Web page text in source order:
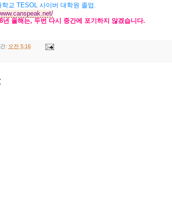
학교 TESOL 사이버 대학원 졸업 .
년 올해는, 두번 다시 중간에 포기하지 않겠습니다.
: 오전 5:16